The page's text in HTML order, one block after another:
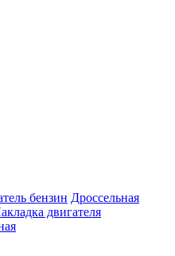
бензин Дроссельная
двигателя